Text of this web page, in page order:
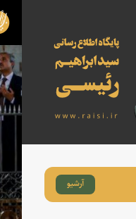
آرشیو